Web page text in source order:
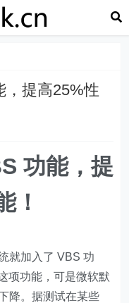
，提高25%性
功能，提
！
就加入了 VBS 功
项功能，可是微软默
降。据测试在某些